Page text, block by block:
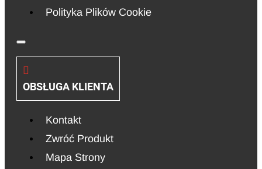
Polityka Plików Cookie
OBSŁUGA KLIENTA
Kontakt
Zwróć Produkt
Mapa Strony